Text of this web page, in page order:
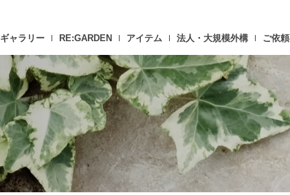
ギャラリー RE:GARDEN アイテム 法人・大規模外構 ご依